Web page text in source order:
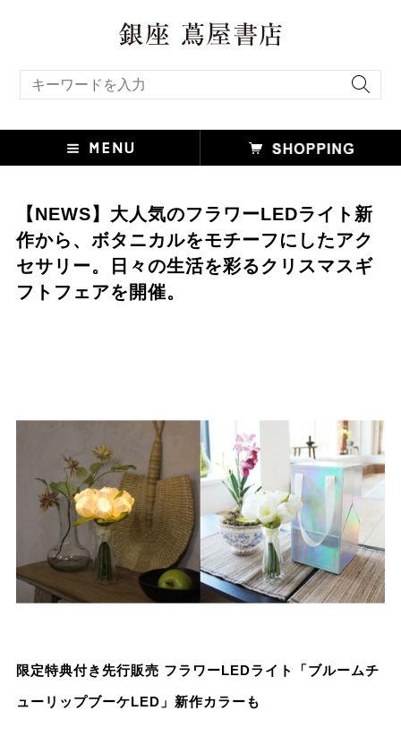
【NEWS】⼤⼈気のフラワーLEDライト新
作から、ボタニカルをモチーフにしたアク
セサリー。⽇々の⽣活を彩るクリスマスギ
フトフェアを開催。
限定特典付き先⾏販売 フラワーLEDライト「ブルームチ
ューリップブーケLED」新作カラーも